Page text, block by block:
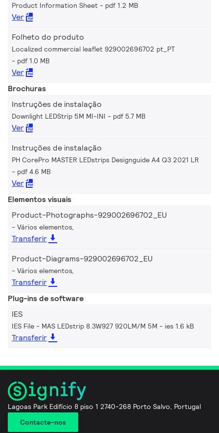
Product Information Sheet pdf 1.2 MB
Ver
Folheto do produto
Localized commercial leaflet 929002696702 pt_PT
pdf 1.0 MB
Ver
Brochuras
Instruções de instalação
Downlight LEDStrip 5M MI-INI pdf 5.7 MB
Ver
Instruções de instalação
PH CorePro MASTER LEDstrips Designguide A4 Q3 2021 LR
pdf 4.6 MB
Ver
Elementos visuais
Product-Photographs-929002696702_EU
Vários elementos,
Transferir
Product-Diagrams-929002696702_EU
Vários elementos,
Transferir
Plug-ins de software
IES
IES File - MAS LEDstrip 8.3W927 920LM/M 5M ies 1.6 kB
Transferir
Lagoas Park Edifício 8 piso 1 2740-268 Porto Salvo, Portugal
Contacte-nos